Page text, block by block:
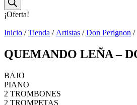
¡Oferta!
Inicio /Tienda / Artistas /Don Perignon /
QUEMANDO LEÑA –
BAJO
PIANO
2 TROMBONES
2 TROMPETAS